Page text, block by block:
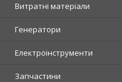
Витратні матеріали
Генератори
Електроінструменти
Запчастини